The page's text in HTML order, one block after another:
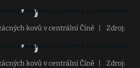
kovů v centrální Číně
Zdroj:
kovů v centrální Číně
Zdroj: